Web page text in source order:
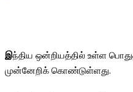
இந்திய ஒன்றியத்தில் உள்ள
முன்னேறிக் கொண்டுள்ளது.